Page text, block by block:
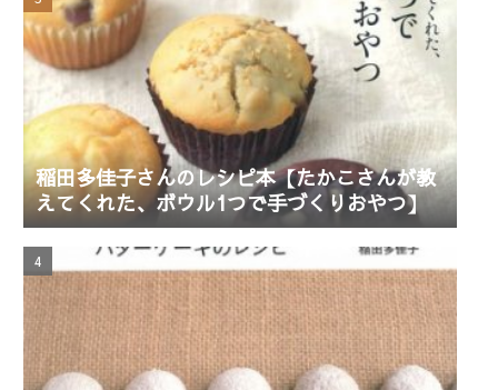
稲田多佳子さんのレシピ本【たかこさんが教
えてくれた、ボウル1つで手づくりおやつ】